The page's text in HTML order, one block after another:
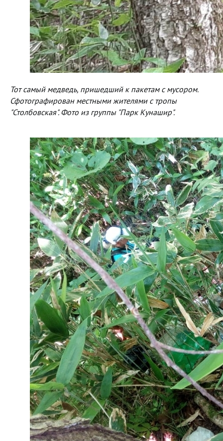
Тот самый медведь, пришедший к пакетам с мусором.
Сфотографирован местными жителями с тропы
"Столбовская". Фото из группы "Парк Кунашир".